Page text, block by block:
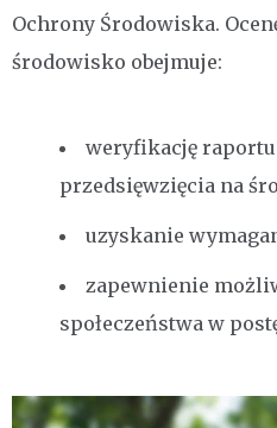
Ochrony Środowiska.
środowisko obejmuje:
weryfikację
przedsięwzięcia na
uzyskanie
zapewnienie
społeczeństwa w